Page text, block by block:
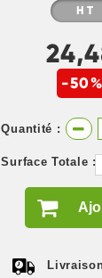
HT
-50%
Quantité :
Surface Totale :